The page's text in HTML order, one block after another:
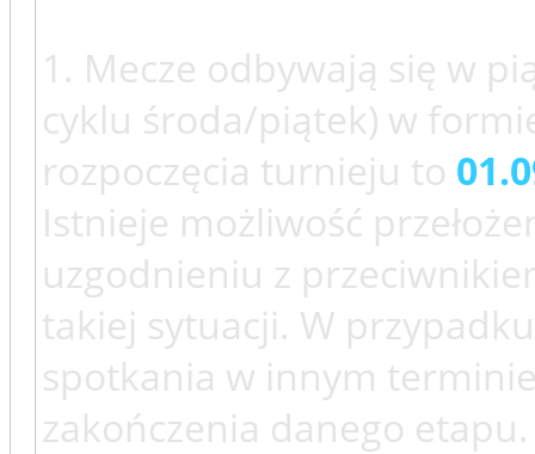
1. Mecze odbywają się w
cyklu środa/piątek) w
rozpoczęcia turnieju to
Istnieje możliwość
uzgodnieniu z
takiej sytuacji. W
spotkania w innym
zakończenia danego etapu.